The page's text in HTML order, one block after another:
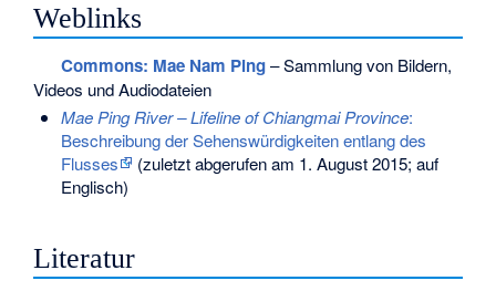
Weblinks
Commons: Mae Nam Ping– Sammlung von Bildern,
Videos und Audiodateien
Mae Ping River – Lifeline of Chiangmai Province:
Beschreibung der Sehenswürdigkeiten entlang des
Flusses
(zuletzt abgerufen am 1. August 2015; auf
Englisch)
Literatur